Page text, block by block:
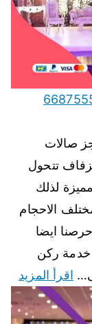
وقاعات في صباح السالم 66875552
صالات
تتحول
لذلك
الاحجام
ايضا
خدمة ركن
اقرأ المزيد